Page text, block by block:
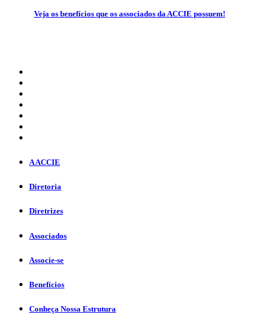
Veja os benefícios que os associados da ACCIE possuem!
A ACCIE
Diretoria
Diretrizes
Associados
Associe-se
Benefícios
Conheça Nossa Estrutura